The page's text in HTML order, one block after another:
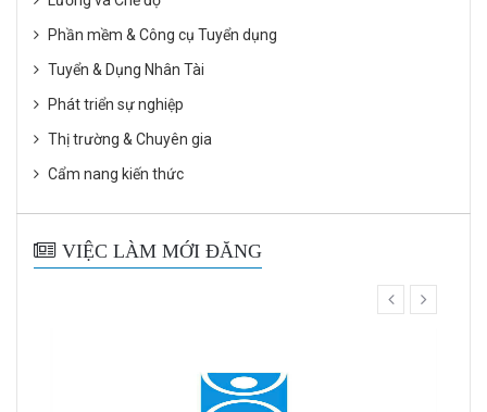
Phần mềm & Công cụ Tuyển dụng
Tuyển & Dụng Nhân Tài
Phát triển sự nghiệp
Thị trường & Chuyên gia
Cẩm nang kiến thức
VIỆC LÀM MỚI ĐĂNG
prev